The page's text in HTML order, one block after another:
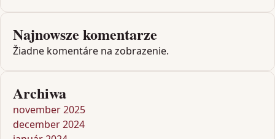
Najnowsze komentarze
Žiadne komentáre na zobrazenie.
Archiwa
november 2025
december 2024